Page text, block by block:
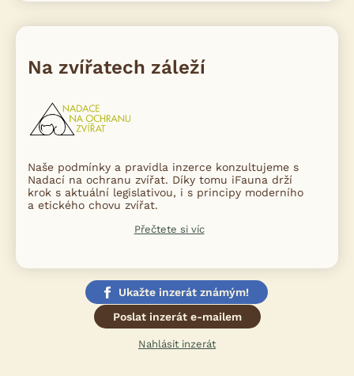
Na zvířatech záleží
Naše podmínky a pravidla inzerce konzultujeme s
Nadací na ochranu zvířat. Díky tomu iFauna drží
krok s aktuální legislativou, i s principy moderního
a etického chovu zvířat.
Přečtete si víc
Ukažte inzerát známým!
Poslat inzerát e-mailem
Nahlásit inzerát